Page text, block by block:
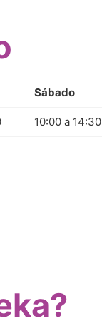
Sábado
10:00 a 14:30